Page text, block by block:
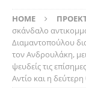
HOME
σκάνδαλο
Διαμαντοπούλου
τον Ανδρουλάκη,
ψευδείς τις
Αντίο και η